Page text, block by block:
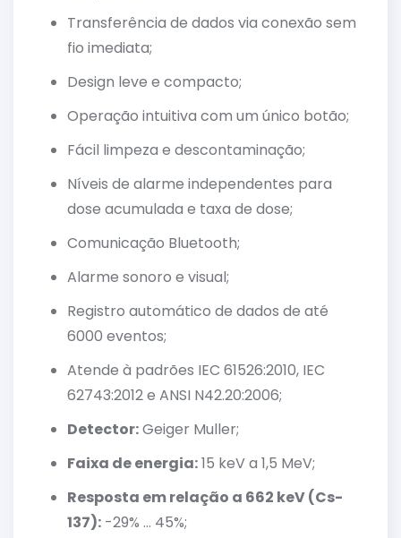
Transferência de dados via conexão sem
fio imediata;
Design leve e compacto;
Operação intuitiva com um único botão;
Fácil limpeza e descontaminação;
Níveis de alarme independentes para
dose acumulada e taxa de dose;
Comunicação Bluetooth;
Alarme sonoro e visual;
Registro automático de dados de até
6000 eventos;
Atende à padrões IEC 61526:2010, IEC
62743:2012 e ANSI N42.20:2006;
Detector:Geiger Muller;
Faixa de energia:15 keV a 1,5 MeV;
Resposta em relação a 662 keV (Cs-
137): -29% … 45%;